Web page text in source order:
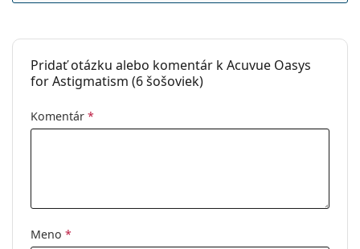
Pridať otázku alebo komentár k Acuvue Oasys
for Astigmatism (6 šošoviek)
Komentár *
Meno *